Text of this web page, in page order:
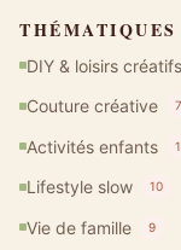
THÉMATIQUES
DIY & loisirs créatifs
Couture créative
Activités enfants
Lifestyle slow 10
Vie de famille 9